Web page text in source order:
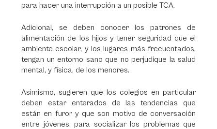
para hacer una interrupción a un posible TCA.
Adicional, se deben conocer los patrones de
alimentación de los hijos y tener seguridad que el
ambiente escolar, y los lugares más frecuentados,
tengan un entorno sano que no perjudique la salud
mental, y física, de los menores.
Asimismo, sugieren que los colegios en particular
deben estar enterados de las tendencias que
están en furor y que son motivo de conversación
entre jóvenes, para socializar los problemas que